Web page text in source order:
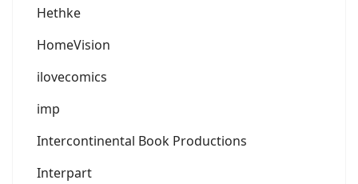
Hethke
HomeVision
ilovecomics
imp
Intercontinental Book Productions
Interpart